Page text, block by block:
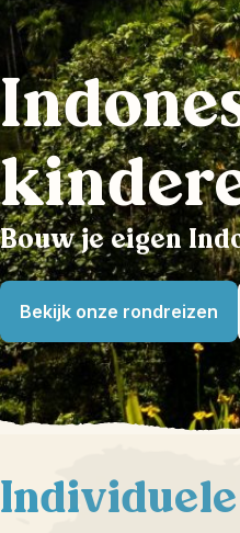
Bouw je eigen
Bekijk onze rondreizen